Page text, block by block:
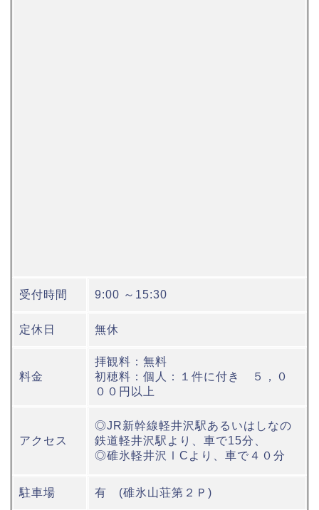
受付時間 9:00 ～15:30
定休日 無休
料金
拝観料：無料
初穂料：個人：１件に付き ５，０
００円以上
アクセス
◎JR新幹線軽井沢駅あるいはしなの
鉄道軽井沢駅より、車で15分、
◎碓氷軽井沢ⅠCより、車で４０分
駐車場 有 (碓氷山荘第２Ｐ)